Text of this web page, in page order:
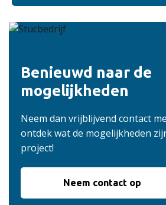
Benieuwd naar de
mogelijkheden
Neem dan vrijblijvend contact
ontdek wat de mogelijkheden
project!
Neem contact op